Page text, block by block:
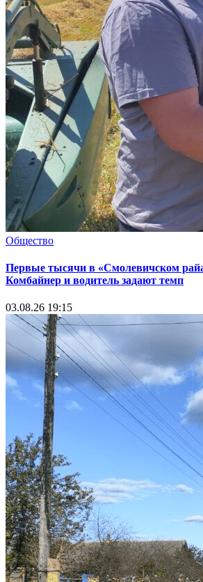
Общество
Первые тысячи в «Смолевичском
Комбайнер и водитель задают темп
03.08.26 19:15